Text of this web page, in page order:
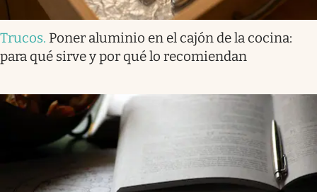
Trucos. Poner aluminio en el cajón de la cocina:
para qué sirve y por qué lo recomiendan